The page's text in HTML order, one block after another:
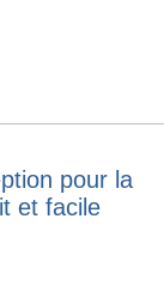
pour la
et facile